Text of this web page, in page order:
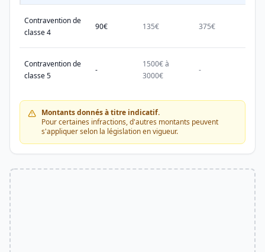
Contravention de
classe 4
90€ 135€ 375€
Contravention de
classe 5
-
1500€ à
3000€
-
Montants donnés à titre indicatif.
Pour certaines infractions, d'autres montants peuvent
s'appliquer selon la législation en vigueur.